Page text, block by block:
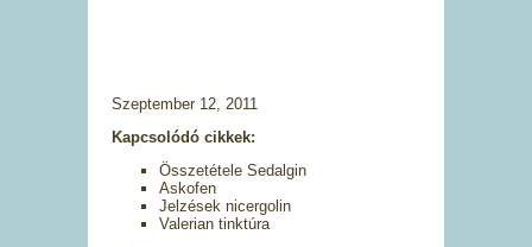
Szeptember 12, 2011
Kapcsolódó cikkek:
Összetétele Sedalgin
Askofen
Jelzések nicergolin
Valerian tinktúra